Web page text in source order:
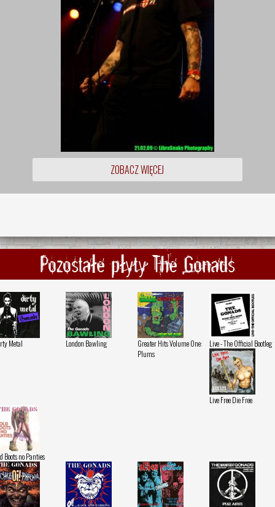
ZOBACZ WIĘCEJ
Pozostałe płyty The Gonads
Metal London Bawling
Greater Hits Volume One:
Plums
Live - The Official Bootleg
Live Free Die Free
Boots no Panties